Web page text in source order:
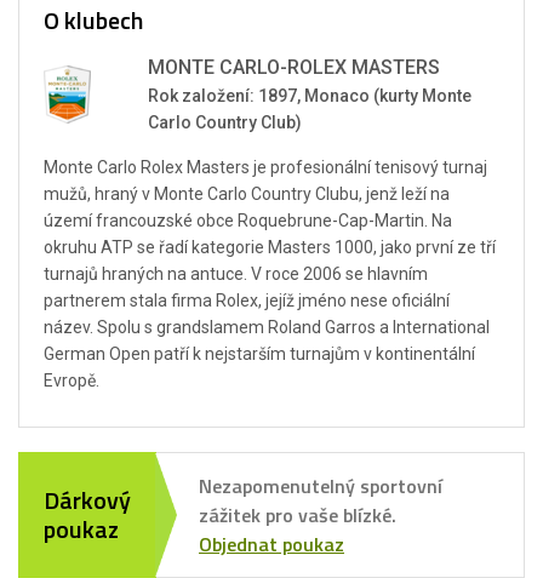
O klubech
MONTE CARLO-ROLEX MASTERS
Rok založení: 1897, Monaco (kurty Monte
Carlo Country Club)
Monte Carlo Rolex Masters je profesionální tenisový turnaj
mužů, hraný v Monte Carlo Country Clubu, jenž leží na
území francouzské obce Roquebrune-Cap-Martin. Na
okruhu ATP se řadí kategorie Masters 1000, jako první ze tří
turnajů hraných na antuce. V roce 2006 se hlavním
partnerem stala firma Rolex, jejíž jméno nese oficiální
název. Spolu s grandslamem Roland Garros a International
German Open patří k nejstarším turnajům v kontinentální
Evropě.
Dárkový
poukaz
Nezapomenutelný sportovní
zážitek pro vaše blízké.
Objednat poukaz